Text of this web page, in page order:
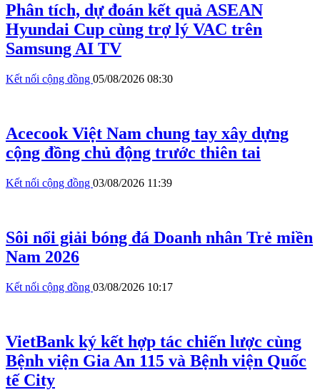
Phân tích, dự đoán kết quả ASEAN
Hyundai Cup cùng trợ lý VAC trên
Samsung AI TV
Kết nối cộng đồng 05/08/2026 08:30
Acecook Việt Nam chung tay xây dựng
cộng đồng chủ động trước thiên tai
Kết nối cộng đồng 03/08/2026 11:39
Sôi nổi giải bóng đá Doanh nhân Trẻ miền
Nam 2026
Kết nối cộng đồng 03/08/2026 10:17
VietBank ký kết hợp tác chiến lược cùng
Bệnh viện Gia An 115 và Bệnh viện Quốc
tế City